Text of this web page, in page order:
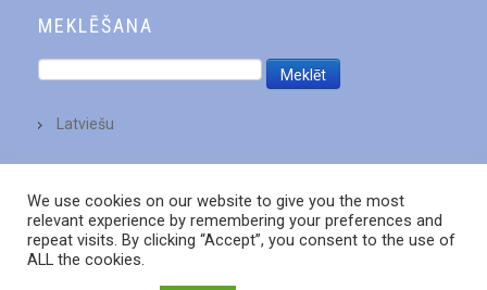
MEKLĒŠANA
Latviešu
We use cookies on our website to give you the most
relevant experience by remembering your preferences and
repeat visits. By clicking “Accept”, you consent to the use of
ALL the cookies.